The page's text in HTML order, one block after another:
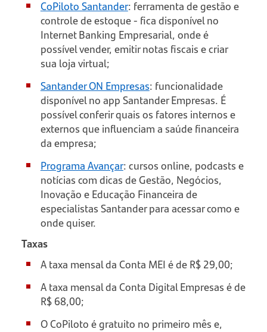
CoPiloto Santander: ferramenta de gestão e
controle de estoque - fica disponível no
Internet Banking Empresarial, onde é
possível vender, emitir notas fiscais e criar
sua loja virtual;
Santander ON Empresas: funcionalidade
disponível no app Santander Empresas. É
possível conferir quais os fatores internos e
externos que influenciam a saúde financeira
da empresa;
Programa Avançar: cursos online, podcasts e
notícias com dicas de Gestão, Negócios,
Inovação e Educação Financeira de
especialistas Santander para acessar como e
onde quiser.
Taxas
A taxa mensal da Conta MEI é de R$ 29,00;
A taxa mensal da Conta Digital Empresas é de
R$ 68,00;
O CoPiloto é gratuito no primeiro mês e,